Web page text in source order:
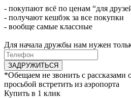
- покупают всё по ценам “для
- получают кешбэк за все покупки
- вообще самые классные
Для начала дружбы нам нужен
ЗАДРУЖИТЬСЯ
*Обещаем не звонить с рассказами
просьбой встретить из аэропорта
Купить в 1 клик